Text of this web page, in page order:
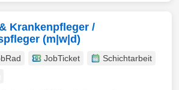
Krankenpfleger /
(m|w|d)
JobTicket
Schichtarbeit